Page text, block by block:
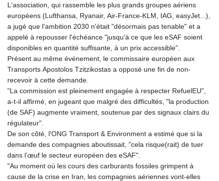
L'association, qui rassemble les plus grands groupes aériens
européens (Lufthansa, Ryanair, Air-France-KLM, IAG, easyJet...),
a jugé que l'ambition 2030 n'était "désormais pas tenable" et a
appelé à repousser l'échéance "jusqu'à ce que les eSAF soient
disponibles en quantité suffisante, à un prix accessible".
Présent au même événement, le commissaire européen aux
Transports Apostolos Tzitzikostas a opposé une fin de non-
recevoir à cette demande.
"La commission est pleinement engagée à respecter RefuelEU",
a-t-il affirmé, en jugeant que malgré des difficultés, "la production
(de SAF) augmente vraiment, soutenue par des signaux clairs du
régulateur".
De son côté, l'ONG Transport & Environment a estimé que si la
demande des compagnies aboutissait, "cela risque(rait) de tuer
dans l’œuf le secteur européen des eSAF".
"Au moment où les cours des carburants fossiles grimpent à
cause de la crise en Iran, les compagnies aériennes vont-elles